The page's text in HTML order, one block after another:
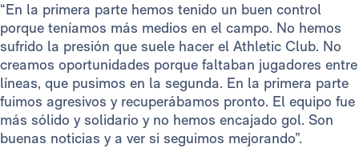
“En la primera parte hemos tenido un buen control
porque teníamos más medios en el campo. No hemos
sufrido la presión que suele hacer el Athletic Club. No
creamos oportunidades porque faltaban jugadores entre
líneas, que pusimos en la segunda. En la primera parte
fuimos agresivos y recuperábamos pronto. El equipo fue
más sólido y solidario y no hemos encajado gol. Son
buenas noticias y a ver si seguimos mejorando”.